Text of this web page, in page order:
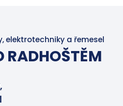
elektrotechniky a řemesel
RADHOŠTĚM